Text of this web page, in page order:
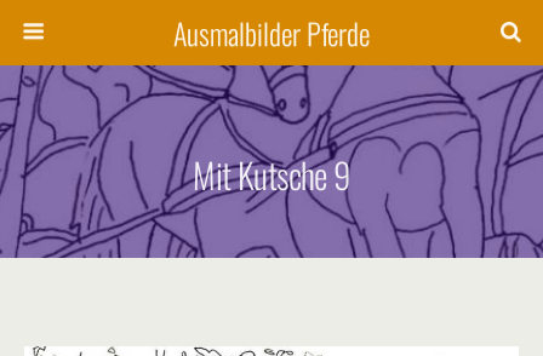
Ausmalbilder Pferde
Mit Kutsche 9